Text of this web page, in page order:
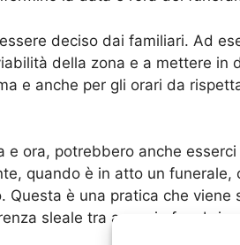
deciso dai familiari. Ad
della zona e a mettere in
e anche per gli orari da
e ora, potrebbero anche
quando è in atto un
Questa è una pratica che
sleale tra agenzie funebri.